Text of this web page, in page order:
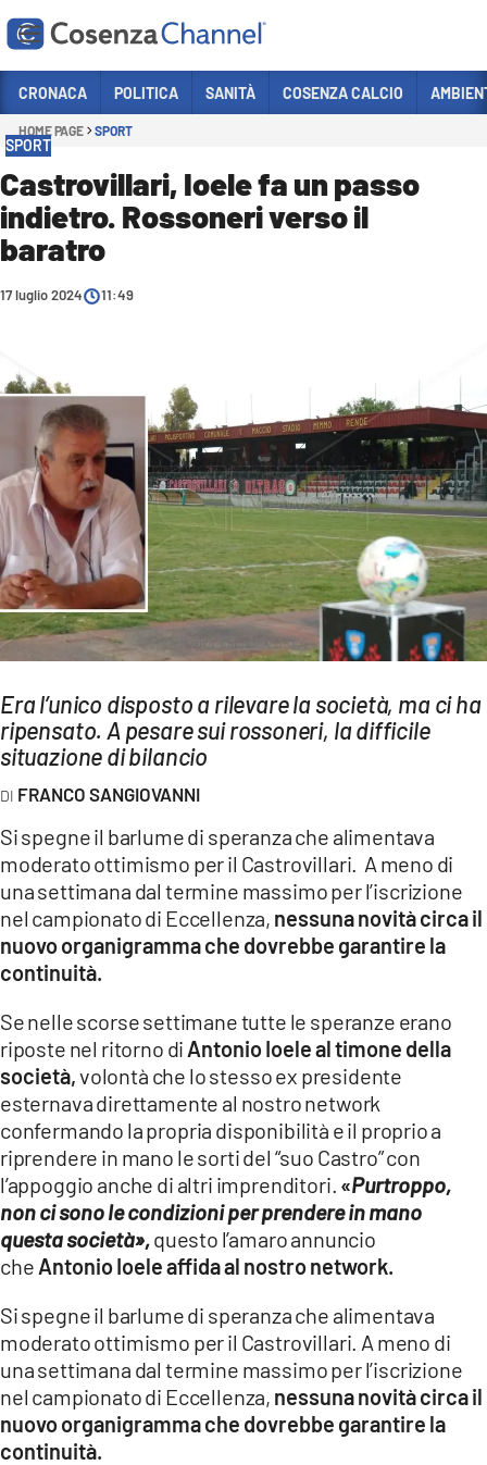
Sezioni
POLITICA
COSENZA CALCIO
ECONOMIA E LAVORO
SPORT
CULTURA
AMBIENTE
Streaming
LAC TV
LAC NETWORK
LAC ONAIR
LaC
Network
LACONAIR.IT
LACITYMAG.IT
ILREGGINO.IT
COSENZACHANNEL.IT
ILVIBONESE.IT
CATANZAROCHANNEL.IT
LACAPITALENEWS.IT
App
ANDROID
APPLE
CRONACA POLITICA SANITÀ COSENZA CALCIO
HOME PAGE SPORT
SPORT
Castrovillari, Ioele fa un passo
indietro. Rossoneri verso il
baratro
17 luglio 2024 11:49
Era l’unico disposto a rilevare la società, ma ci ha
ripensato. A pesare sui rossoneri, la difficile
situazione di bilancio
FRANCO SANGIOVANNI
Si spegne il barlume di speranza che alimentava
moderato ottimismo per il Castrovillari. A meno di
una settimana dal termine massimo per l’iscrizione
nel campionato di Eccellenza, nessuna novità circa il
nuovo organigramma che dovrebbe garantire la
continuità.
Se nelle scorse settimane tutte le speranze erano
riposte nel ritorno di Antonio Ioele al timone della
società,volontà che lo stesso ex presidente
esternava direttamente al nostro network
confermando la propria disponibilità e il proprio a
riprendere in mano le sorti del “suo Castro” con
l’appoggio anche di altri imprenditori. «Purtroppo,
non ci sono le condizioni per prendere in mano
questa società»,questo l’amaro annuncio
che Antonio Ioele affida al nostro network.
Si spegne il barlume di speranza che alimentava
moderato ottimismo per il Castrovillari. A meno di
una settimana dal termine massimo per l’iscrizione
nel campionato di Eccellenza, nessuna novità circa il
nuovo organigramma che dovrebbe garantire la
continuità.